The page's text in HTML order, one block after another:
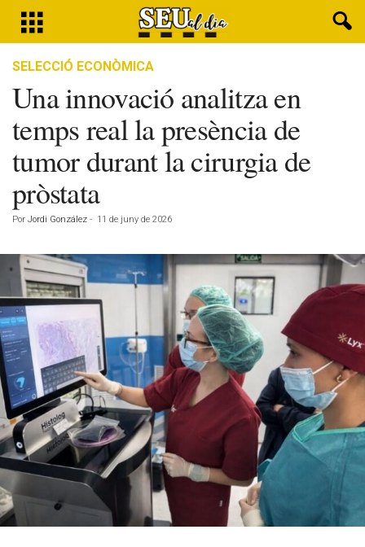
SELECCIÓ ECONÒMICA
Una innovació analitza en
temps real la presència de
tumor durant la cirurgia de
pròstata
Por Jordi González - 11 de juny de 2026